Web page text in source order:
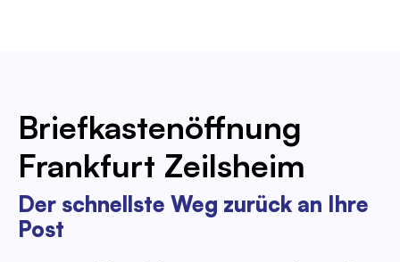
Briefkastenöffnung
Frankfurt Zeilsheim
Der schnellste Weg zurück an Ihre
Post